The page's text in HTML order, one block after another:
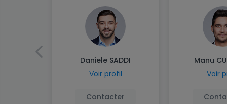
Daniele SADDI
Voir profil
Contacter
Manu
Voir